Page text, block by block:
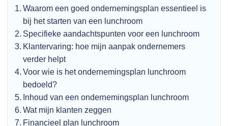
Waarom een goed ondernemingsplan essentieel is
bij het starten van een lunchroom
Specifieke aandachtspunten voor een lunchroom
Klantervaring: hoe mijn aanpak ondernemers
verder helpt
Voor wie is het ondernemingsplan lunchroom
bedoeld?
Inhoud van een ondernemingsplan lunchroom
Wat mijn klanten zeggen
Financieel plan lunchroom